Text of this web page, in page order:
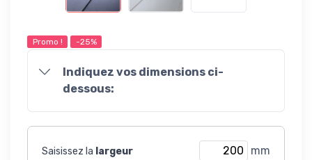
Promo ! -25%
Indiquez vos dimensions ci-
dessous:
Saisissez la largeur mm